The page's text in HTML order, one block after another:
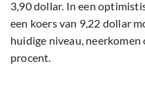
3,90 dollar. In een
een koers van 9,22 dollar
huidige niveau,
procent.